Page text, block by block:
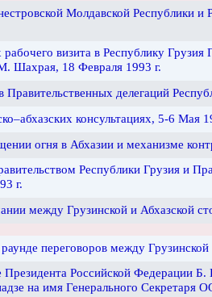
Молдавской Республики и
визита в Республику
Шахрая, 18 Февраля 1993 г.
Правительственных делегаций
консультациях, 5-6 Мая
огня в Абхазии и механизме
Республики Грузия и
г.
между Грузинской и Абхазской
переговоров между
Российской Федерации
на имя Генерального Секретаря